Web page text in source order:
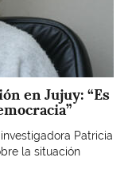
en Jujuy: “Es
Patricia
la situación